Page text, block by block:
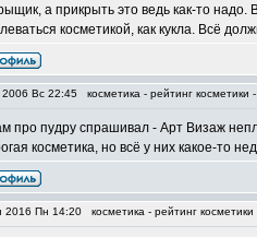
а прикрыть это ведь как-то надо.
косметикой, как кукла. Всё
Вс 22:45 косметика - рейтинг косметики
про пудру спрашивал - Арт Визаж
косметика, но всё у них какое-то
2016 Пн 14:20 косметика - рейтинг